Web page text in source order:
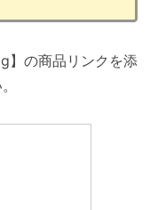
の商品リンクを添